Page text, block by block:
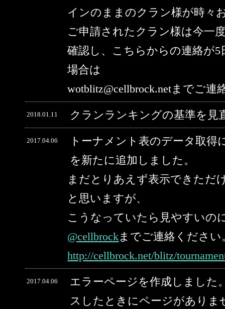
インのままのクラン様が時々
ご申請されたクラン様は今一
確認し、こちらからの連絡が
場合は
wotblitz@cellbrock.netまでご連
2018.01.11 クランランキングの基準を見
2017.04.06
トーナメント表のデータ取
を新たに追加しました。
まだとりあえず表示できただ
と思いますが、
こうなっていたら見やすいの
@cellbrockまでご連絡ください
http://cellbrock.net/blitz/
2017.04.06
エラーページを作成しました
スしたときにページがありま